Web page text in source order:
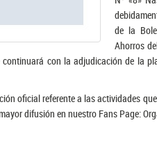
de la
Ahorros
continuará con la adjudicación de la
oficial referente a las actividades
difusión en nuestro Fans Page: